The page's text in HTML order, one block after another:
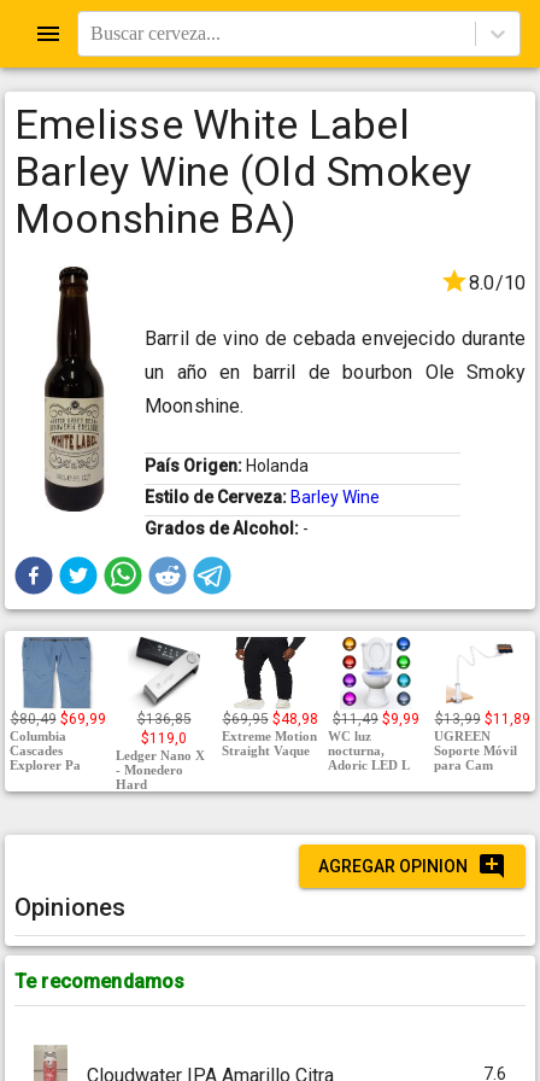
Buscar cerveza...
Emelisse White Label
Barley Wine (Old Smokey
Moonshine BA)
8.0/10
Barril de vino de cebada envejecido durante
un año en barril de bourbon Ole Smoky
Moonshine.
País Origen: Holanda
Estilo de Cerveza: Barley Wine
Grados de Alcohol: -
$80,49 $69,99
Columbia
Cascades
Explorer Pa
$136,85
$119,0
Ledger Nano X
- Monedero
Hard
$69,95 $48,98
Extreme Motion
Straight Vaque
$11,49 $9,99
WC luz
nocturna,
Adoric LED L
$13,99 $11,89
UGREEN
Soporte Móvil
para Cam
AGREGAR OPINION
Opiniones
Te recomendamos
Cloudwater IPA Amarillo Citra 7.6